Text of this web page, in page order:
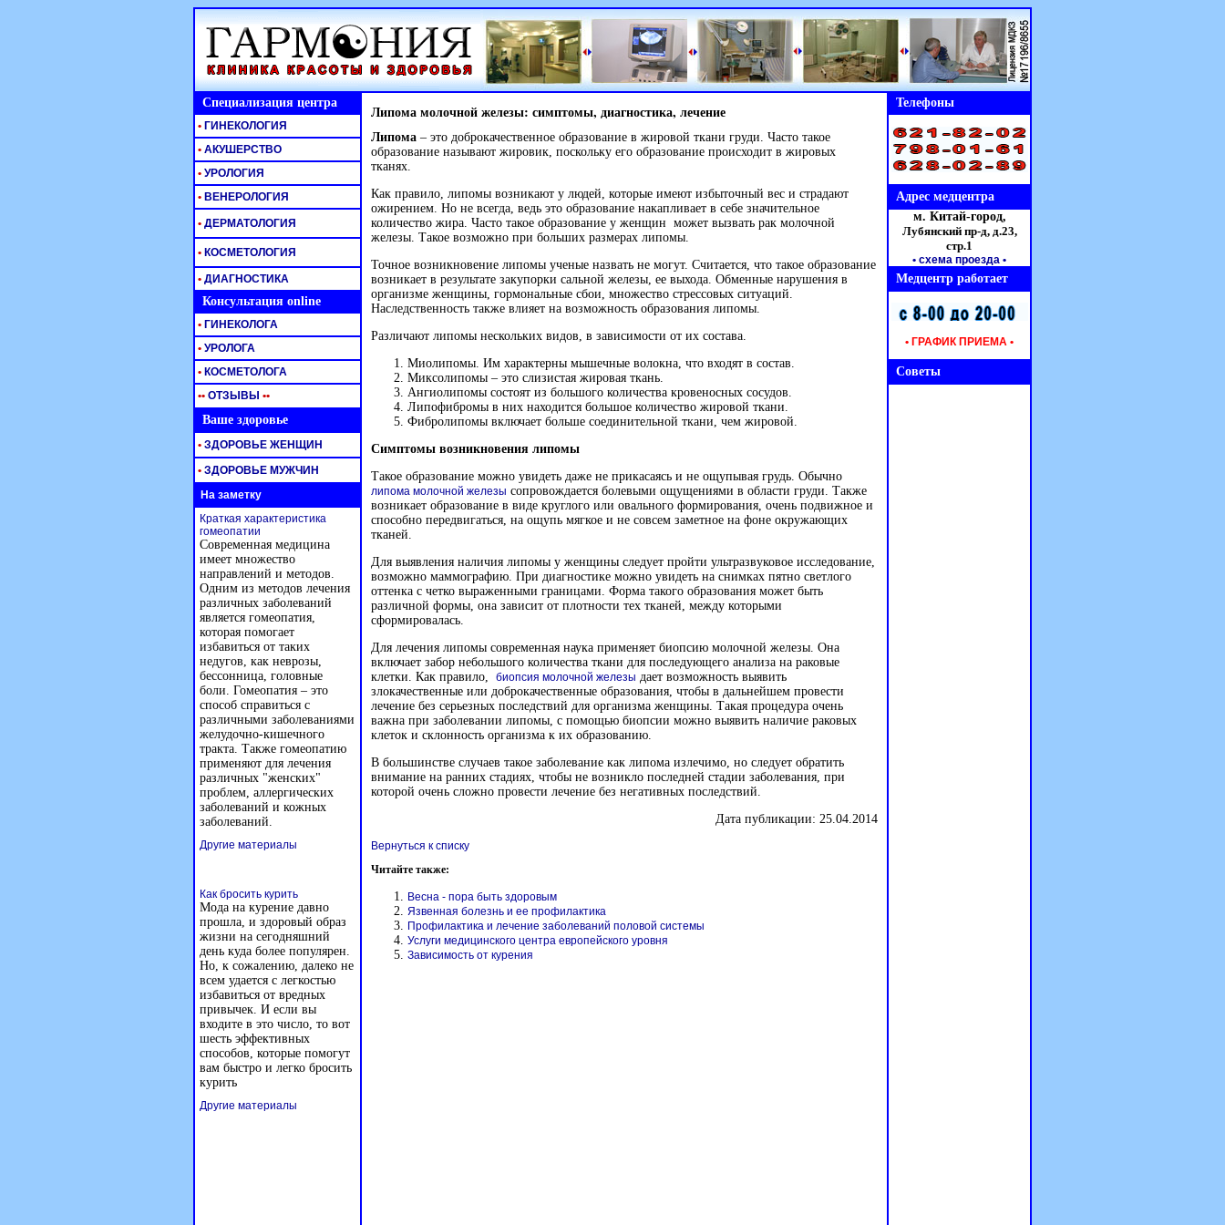
Специализация центра Липома молочной железы: симптомы, диагностика, лечение
Липома – это доброкачественное образование в жировой ткани груди. Часто такое
образование называют жировик, поскольку его образование происходит в жировых
тканях.
Как правило, липомы возникают у людей, которые имеют избыточный вес и страдают
ожирением. Но не всегда, ведь это образование накапливает в себе значительное
количество жира. Часто такое образование у женщин может вызвать рак молочной
железы. Такое возможно при больших размерах липомы.
Точное возникновение липомы ученые назвать не могут. Считается, что такое образование
возникает в результате закупорки сальной железы, ее выхода. Обменные нарушения в
организме женщины, гормональные сбои, множество стрессовых ситуаций.
Наследственность также влияет на возможность образования липомы.
Различают липомы нескольких видов, в зависимости от их состава.
Миолипомы. Им характерны мышечные волокна, что входят в состав.
Миксолипомы – это слизистая жировая ткань.
Ангиолипомы состоят из большого количества кровеносных сосудов.
Липофибромы в них находится большое количество жировой ткани.
Фибролипомы включает больше соединительной ткани, чем жировой.
Симптомы возникновения липомы
Такое образование можно увидеть даже не прикасаясь и не ощупывая грудь. Обычно
липома молочной железы сопровождается болевыми ощущениями в области груди. Также
возникает образование в виде круглого или овального формирования, очень подвижное и
способно передвигаться, на ощупь мягкое и не совсем заметное на фоне окружающих
тканей.
Для выявления наличия липомы у женщины следует пройти ультразвуковое исследование,
возможно маммографию. При диагностике можно увидеть на снимках пятно светлого
оттенка с четко выраженными границами. Форма такого образования может быть
различной формы, она зависит от плотности тех тканей, между которыми
сформировалась.
Для лечения липомы современная наука применяет биопсию молочной железы. Она
включает забор небольшого количества ткани для последующего анализа на раковые
клетки. Как правило, биопсия молочной железы дает возможность выявить
злокачественные или доброкачественные образования, чтобы в дальнейшем провести
лечение без серьезных последствий для организма женщины. Такая процедура очень
важна при заболевании липомы, с помощью биопсии можно выявить наличие раковых
клеток и склонность организма к их образованию.
В большинстве случаев такое заболевание как липома излечимо, но следует обратить
внимание на ранних стадиях, чтобы не возникло последней стадии заболевания, при
которой очень сложно провести лечение без негативных последствий.
Дата публикации: 25.04.2014
Вернуться к списку
Читайте также:
Весна - пора быть здоровым
Язвенная болезнь и ее профилактика
Профилактика и лечение заболеваний половой системы
Услуги медицинского центра европейского уровня
Зависимость от курения
Телефоны
• ГИНЕКОЛОГИЯ
• АКУШЕРСТВО
• УРОЛОГИЯ
• ВЕНЕРОЛОГИЯ Адрес медцентра
• ДЕРМАТОЛОГИЯ
м. Китай-город,
Лубянский пр-д, д.23,
стр.1
• схема проезда •
• КОСМЕТОЛОГИЯ
• ДИАГНОСТИКА
Медцентр работает
Консультация online
• ГРАФИК ПРИЕМА •
• ГИНЕКОЛОГА
• УРОЛОГА
• КОСМЕТОЛОГА Советы
•• ОТЗЫВЫ ••
Ваше здоровье
• ЗДОРОВЬЕ ЖЕНЩИН
• ЗДОРОВЬЕ МУЖЧИН
На заметку
Краткая характеристика
гомеопатии
Современная медицина
имеет множество
направлений и методов.
Одним из методов лечения
различных заболеваний
является гомеопатия,
которая помогает
избавиться от таких
недугов, как неврозы,
бессонница, головные
боли. Гомеопатия – это
способ справиться с
различными заболеваниями
желудочно-кишечного
тракта. Также гомеопатию
применяют для лечения
различных "женских"
проблем, аллергических
заболеваний и кожных
заболеваний.
Другие материалы
Как бросить курить
Мода на курение давно
прошла, и здоровый образ
жизни на сегодняшний
день куда более популярен.
Но, к сожалению, далеко не
всем удается с легкостью
избавиться от вредных
привычек. И если вы
входите в это число, то вот
шесть эффективных
способов, которые помогут
вам быстро и легко бросить
курить
Другие материалы